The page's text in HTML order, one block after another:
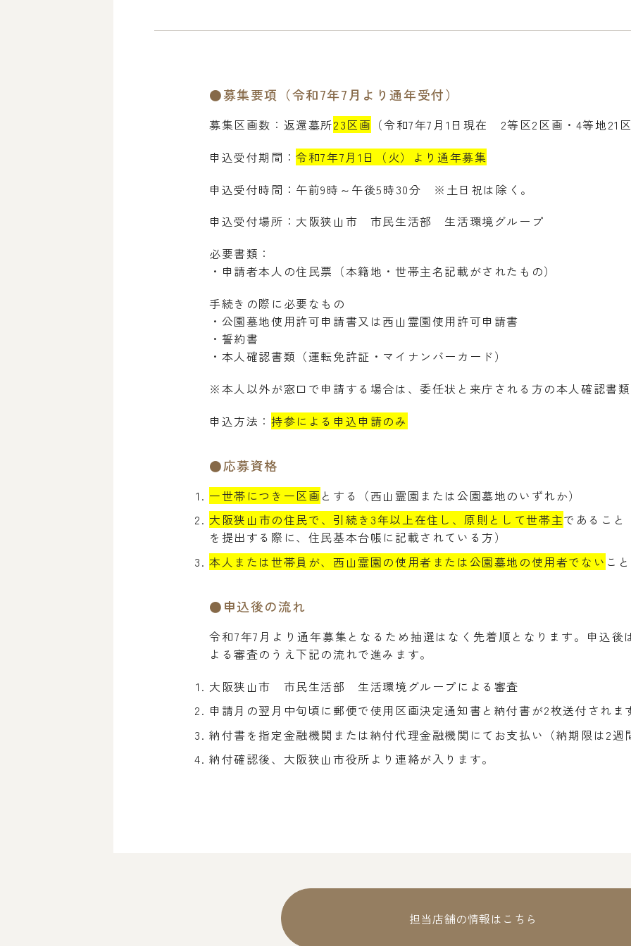
●募集要項（令和7年7月より通年受付）
募集区画数：返還墓所23区画 （令和7年7月1日現在 2等区2区画・4等地21
申込受付期間：令和7年7月1日（火）より通年募集
申込受付時間：午前9時～午後5時30分 ※土日祝は除く。
申込受付場所：大阪狭山市 市民生活部 生活環境グループ
必要書類：
・申請者本人の住民票（本籍地・世帯主名記載がされたもの）
手続きの際に必要なもの
・公園墓地使用許可申請書又は西山霊園使用許可申請書
・誓約書
・本人確認書類（運転免許証・マイナンバーカード）
※本人以外が窓口で申請する場合は、委任状と来庁される方の本人確認書類
申込方法： 持参による申込申請のみ
●応募資格
一世帯につき一区画 とする（西山霊園または公園墓地のいずれか）
大阪狭山市の住民で、引続き3年以上在住し、原則として世帯主であること
を提出する際に、住民基本台帳に記載されている方）
本人または世帯員が、西山霊園の使用者または公園墓地の使用者でない こ
●申込後の流れ
令和7年7月より通年募集となるため抽選はなく先着順となります。申込後
よる審査のうえ下記の流れで進みます。
大阪狭山市 市民生活部 生活環境グループによる審査
申請月の翌月中旬頃に郵便で使用区画決定通知書と納付書が2枚送付されま
納付書を指定金融機関または納付代理金融機関にてお支払い（納期限は2週
納付確認後、大阪狭山市役所より連絡が入ります。
担当店舗の情報はこちら